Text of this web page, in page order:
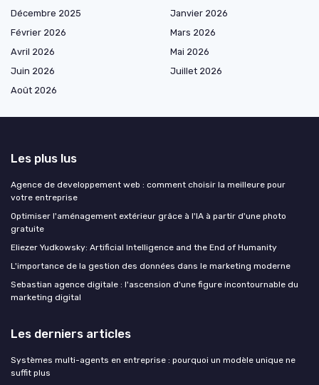
Décembre 2025
Janvier 2026
Février 2026
Mars 2026
Avril 2026
Mai 2026
Juin 2026
Juillet 2026
Août 2026
Les plus lus
Agence de developpement web : comment choisir la meilleure pour
votre entreprise
Optimiser l'aménagement extérieur grâce à l'IA à partir d'une photo
gratuite
Eliezer Yudkowsky: Artificial Intelligence and the End of Humanity
L'importance de la gestion des données dans le marketing moderne
Sebastian agence digitale : l'ascension d'une figure incontournable du
marketing digital
Les derniers articles
Systèmes multi-agents en entreprise : pourquoi un modèle unique ne
suffit plus